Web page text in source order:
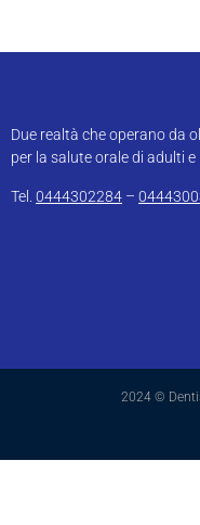
Due realtà che operano da
per la salute orale di adulti e
Tel. 0444302284 –
2024 ©